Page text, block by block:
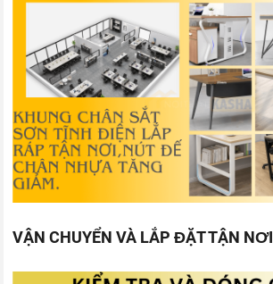
VẬN CHUYỂN VÀ LẮP ĐẶT TẬN NƠI